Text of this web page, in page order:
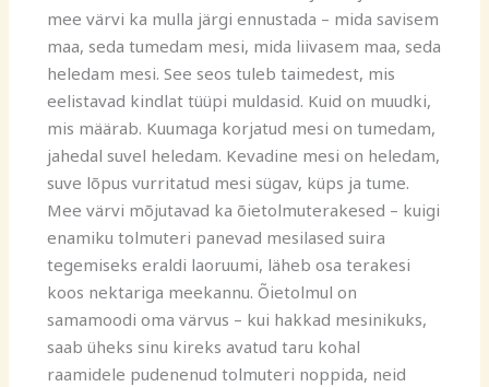
mee värvi ka mulla järgi ennustada – mida savisem
maa, seda tumedam mesi, mida liivasem maa, seda
heledam mesi. See seos tuleb taimedest, mis
eelistavad kindlat tüüpi muldasid. Kuid on muudki,
mis määrab. Kuumaga korjatud mesi on tumedam,
jahedal suvel heledam. Kevadine mesi on heledam,
suve lõpus vurritatud mesi sügav, küps ja tume.
Mee värvi mõjutavad ka õietolmuterakesed – kuigi
enamiku tolmuteri panevad mesilased suira
tegemiseks eraldi laoruumi, läheb osa terakesi
koos nektariga meekannu. Õietolmul on
samamoodi oma värvus – kui hakkad mesinikuks,
saab üheks sinu kireks avatud taru kohal
raamidele pudenenud tolmuteri noppida, neid